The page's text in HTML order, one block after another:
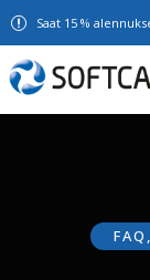
Saat 15 %
FAQ ,